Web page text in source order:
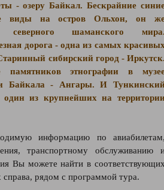
- озеру Байкал. Бескрайние
виды на остров Ольхон, он
северного шаманского
дорога - одна из самых
сибирский город -
памятников этнографии в
Байкала - Ангары. И
из крупнейших на
информацию по
транспортному обслуживанию
Вы можете найти в
рядом с программой тура.